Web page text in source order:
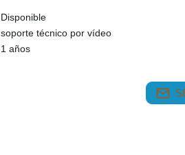
Disponible
soporte técnico por vídeo
1 años